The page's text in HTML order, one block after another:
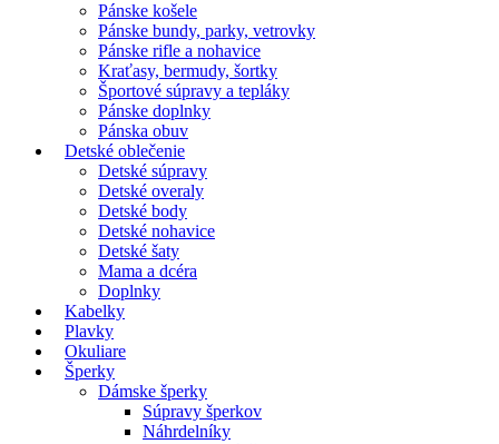
Pánske košele
Pánske bundy, parky, vetrovky
Pánske rifle a nohavice
Kraťasy, bermudy, šortky
Športové súpravy a tepláky
Pánske doplnky
Pánska obuv
Detské oblečenie
Detské súpravy
Detské overaly
Detské body
Detské nohavice
Detské šaty
Mama a dcéra
Doplnky
Kabelky
Plavky
Okuliare
Šperky
Dámske šperky
Súpravy šperkov
Náhrdelníky